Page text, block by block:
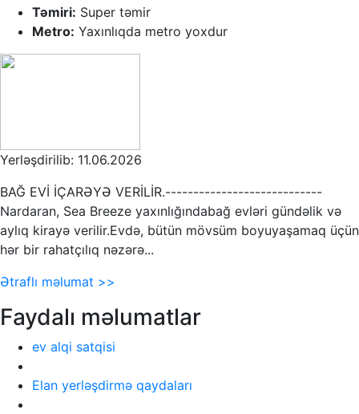
Təmiri: Super təmir
Metro: Yaxınlıqda metro yoxdur
Yerləşdirilib: 11.06.2026
BAĞ EVİ İÇARƏYƏ VERİLİR.----------------------------
Nardaran, Sea Breeze yaxınlığındabağ evləri gündəlik və
aylıq kirayə verilir.Evdə, bütün mövsüm boyuyaşamaq üçün
hər bir rahatçılıq nəzərə...
Ətraflı məlumat >>
Faydalı məlumatlar
ev alqi satqisi
Elan yerləşdirmə qaydaları